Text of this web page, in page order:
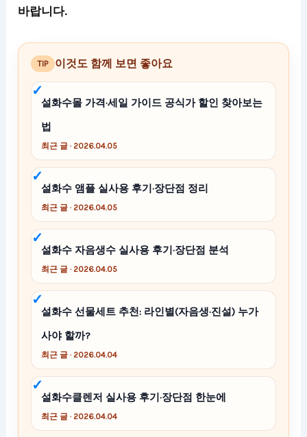
바랍니다.
TIP 이것도 함께 보면 좋아요
설화수몰 가격·세일 가이드 공식가 할인 찾아보는
법
최근 글 · 2026.04.05
설화수 앰플 실사용 후기·장단점 정리
최근 글 · 2026.04.05
설화수 자음생수 실사용 후기·장단점 분석
최근 글 · 2026.04.05
설화수 선물세트 추천: 라인별(자음생·진설) 누가
사야 할까?
최근 글 · 2026.04.04
설화수클렌저 실사용 후기·장단점 한눈에
최근 글 · 2026.04.04